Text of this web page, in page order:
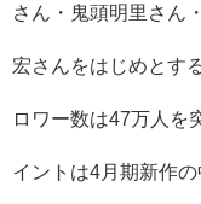
さん・鬼頭明里さん
宏さんをはじめとす
ロワー数は47万人を
イントは4月期新作